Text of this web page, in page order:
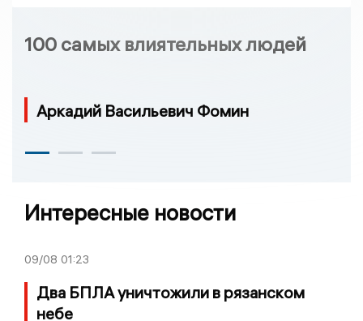
100 самых влиятельных людей
Аркадий Васильевич Фомин
Интересные новости
09/08 01:23
Два БПЛА уничтожили в рязанском
небе